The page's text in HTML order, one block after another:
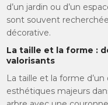
d’un jardin ou d’un
sont souvent
décorative.
La taille et la forme :
valorisants
La taille et la forme
esthétiques majeurs